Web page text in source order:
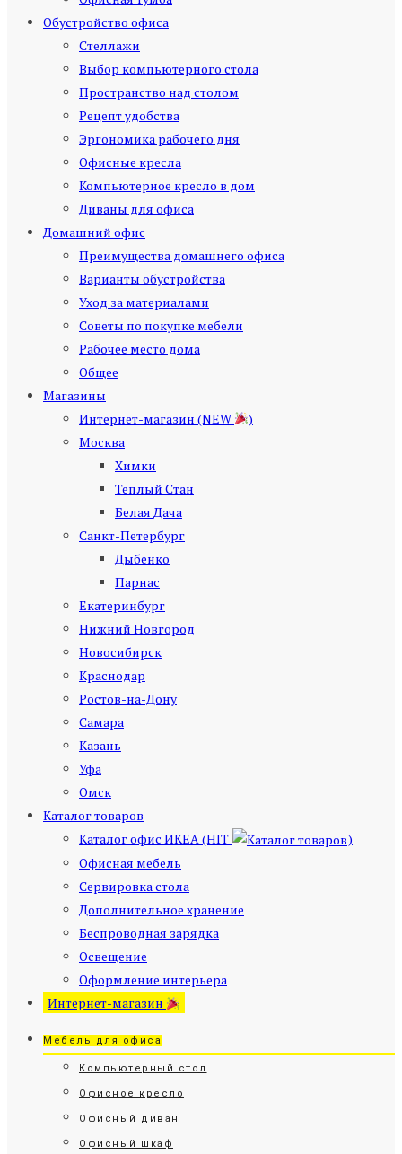
Обустройство офиса
Стеллажи
Выбор компьютерного стола
Пространство над столом
Рецепт удобства
Эргономика рабочего дня
Офисные кресла
Компьютерное кресло в дом
Диваны для офиса
Домашний офис
Преимущества домашнего офиса
Варианты обустройства
Уход за материалами
Советы по покупке мебели
Рабочее место дома
Общее
Магазины
Интернет-магазин (NEW
)
Москва
Химки
Теплый Стан
Белая Дача
Санкт-Петербург
Дыбенко
Парнас
Екатеринбург
Нижний Новгород
Новосибирск
Краснодар
Ростов-на-Дону
Самара
Казань
Уфа
Омск
Каталог товаров
Каталог офис ИКЕА (HIT
)
Офисная мебель
Сервировка стола
Дополнительное хранение
Беспроводная зарядка
Освещение
Оформление интерьера
Интернет-магазин
Мебель для офиса
Компьютерный стол
Офисное кресло
Офисный диван
Офисный шкаф